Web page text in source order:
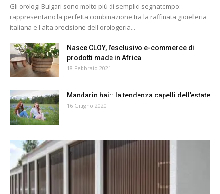
Gli orologi Bulgari sono molto più di semplici segnatempo:
rappresentano la perfetta combinazione tra la raffinata gioielleria
italiana e l'alta precisione dell'orologeria...
Nasce CLOY, l’esclusivo e-commerce di
prodotti made in Africa
18 Febbraio 2021
Mandarin hair: la tendenza capelli dell’estate
16 Giugno 2020